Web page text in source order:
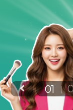
11년
01
P
r